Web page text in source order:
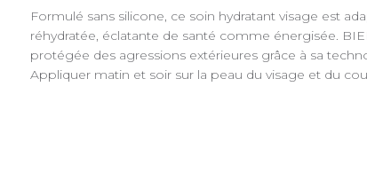
Formulé sans silicone, ce soin hydratant visage est
réhydratée, éclatante de santé comme énergisée.
protégée des agressions extérieures grâce à sa
Appliquer matin et soir sur la peau du visage et du